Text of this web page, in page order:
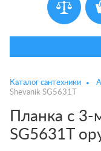
Каталог сантехники
Shevanik SG5631T
Планка с 3-
SG5631T